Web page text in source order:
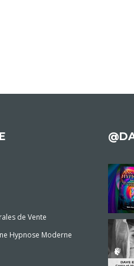
de Vente
Hypnose Moderne